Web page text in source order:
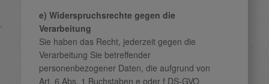
e) Widerspruchsrechte gegen die
Verarbeitung
Sie haben das Recht, jederzeit gegen die
Verarbeitung Sie betreffender
personenbezogener Daten, die aufgrund von
Art. 6 Abs. 1 Buchstaben e oder f DS-GVO